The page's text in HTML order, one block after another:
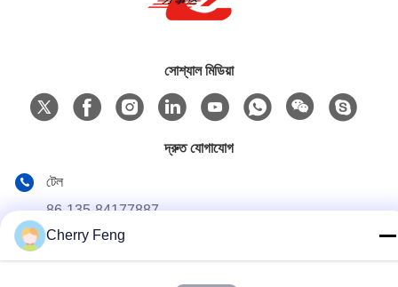
সোশ্যাল মিডিয়া
দ্রুত যোগাযোগ
টেল
86-135-84177887
ই-মেইল
Cherry Feng